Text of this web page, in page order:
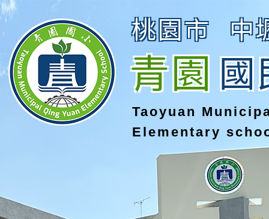
桃園市 中
青園國
Taoyuan
Elementary